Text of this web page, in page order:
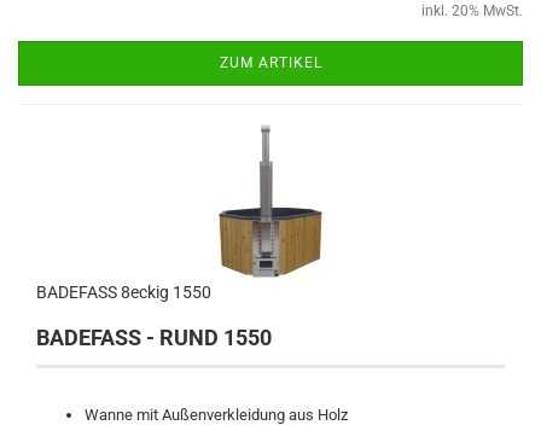
inkl. 20% MwSt.
ZUM ARTIKEL
BADEFASS 8eckig 1550
BADEFASS - RUND 1550
Wanne mit Außenverkleidung aus Holz